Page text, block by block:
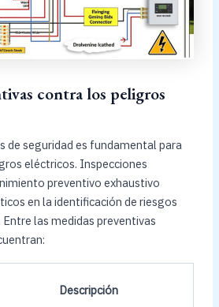
contra los peligros
de seguridad es fundamental para
eléctricos. Inspecciones
preventivo exhaustivo
en la identificación de riesgos
las medidas preventivas
Descripción